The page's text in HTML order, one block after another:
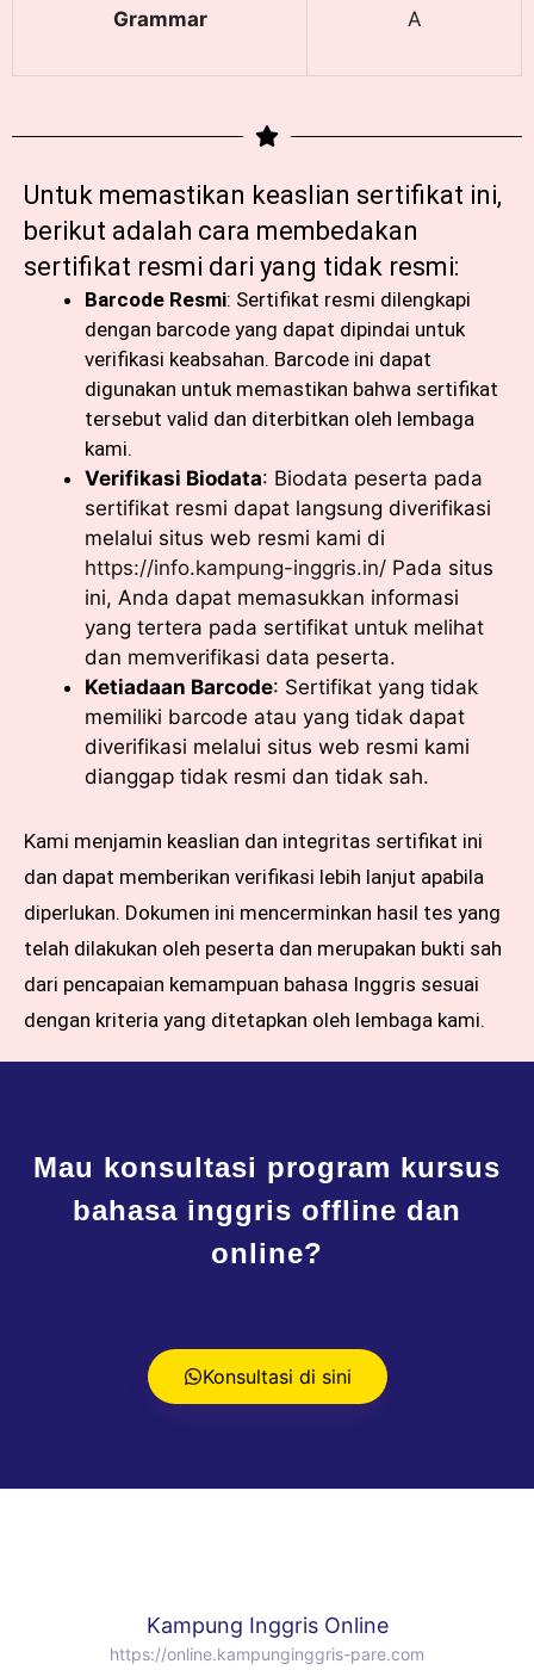
Grammar A
Untuk memastikan keaslian sertifikat ini,
berikut adalah cara membedakan
sertifikat resmi dari yang tidak resmi:
Barcode Resmi: Sertifikat resmi dilengkapi
dengan barcode yang dapat dipindai untuk
verifikasi keabsahan. Barcode ini dapat
digunakan untuk memastikan bahwa sertifikat
tersebut valid dan diterbitkan oleh lembaga
kami.
Verifikasi Biodata: Biodata peserta pada
sertifikat resmi dapat langsung diverifikasi
melalui situs web resmi kami di
https://info.kampung-inggris.in/ Pada situs
ini, Anda dapat memasukkan informasi
yang tertera pada sertifikat untuk melihat
dan memverifikasi data peserta.
Ketiadaan Barcode: Sertifikat yang tidak
memiliki barcode atau yang tidak dapat
diverifikasi melalui situs web resmi kami
dianggap tidak resmi dan tidak sah.
Kami menjamin keaslian dan integritas sertifikat ini
dan dapat memberikan verifikasi lebih lanjut apabila
diperlukan. Dokumen ini mencerminkan hasil tes yang
telah dilakukan oleh peserta dan merupakan bukti sah
dari pencapaian kemampuan bahasa Inggris sesuai
dengan kriteria yang ditetapkan oleh lembaga kami.
Mau konsultasi program kursus
bahasa inggris offline dan
online?
Konsultasi di sini
Kampung Inggris Online
https://online.kampunginggris-pare.com